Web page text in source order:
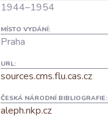
1944–⁠1954
MÍSTO VYDÁNÍ:
Praha
URL:
sources.cms.flu.cas.cz
ČESKÁ NÁRODNÍ BIBLIOGRAFIE:
aleph.nkp.cz